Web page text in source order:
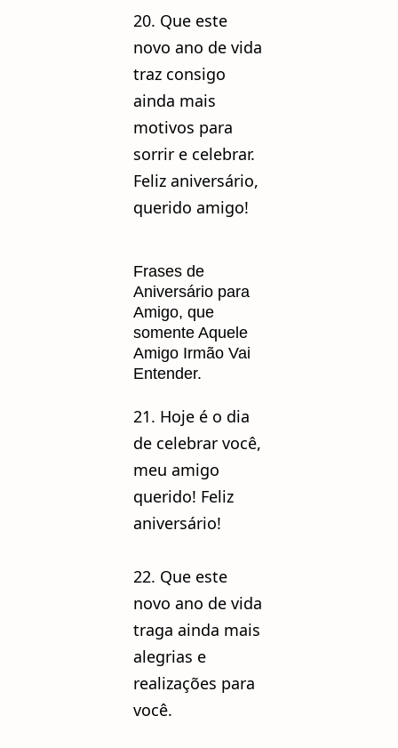
20. Que este
novo ano de vida
traz consigo
ainda mais
motivos para
sorrir e celebrar.
Feliz aniversário,
querido amigo!
Frases de
Aniversário para
Amigo, que
somente Aquele
Amigo Irmão Vai
Entender.
21. Hoje é o dia
de celebrar você,
meu amigo
querido! Feliz
aniversário!
22. Que este
novo ano de vida
traga ainda mais
alegrias e
realizações para
você.